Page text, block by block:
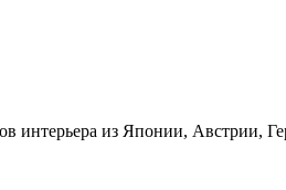
интерьера из Японии,